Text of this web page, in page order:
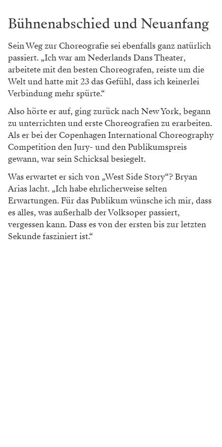
Bühnenabschied und Neuanfang
Sein Weg zur Choreografie sei ebenfalls ganz natürlich
passiert. „Ich war am Nederlands Dans Theater,
arbeitete mit den besten Choreografen, reiste um die
Welt und hatte mit 23 das Gefühl, dass ich keinerlei
Verbindung mehr spürte.“
Also hörte er auf, ging zurück nach New York, begann
zu unterrichten und erste Choreografien zu erarbeiten.
Als er bei der Copenhagen International Choreography
Competition den Jury- und den Publikumspreis
gewann, war sein Schicksal besiegelt.
Was erwartet er sich von „West Side Story“? Bryan
Arias lacht. „Ich habe ehrlicherweise selten
Erwartungen. Für das Publikum wünsche ich mir, dass
es alles, was außerhalb der Volksoper passiert,
vergessen kann. Dass es von der ersten bis zur letzten
Sekunde fasziniert ist.“